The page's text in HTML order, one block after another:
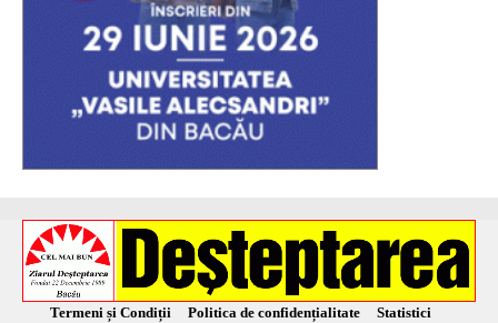
Termeni și Condiții Politica de confidențialitate
Statistici